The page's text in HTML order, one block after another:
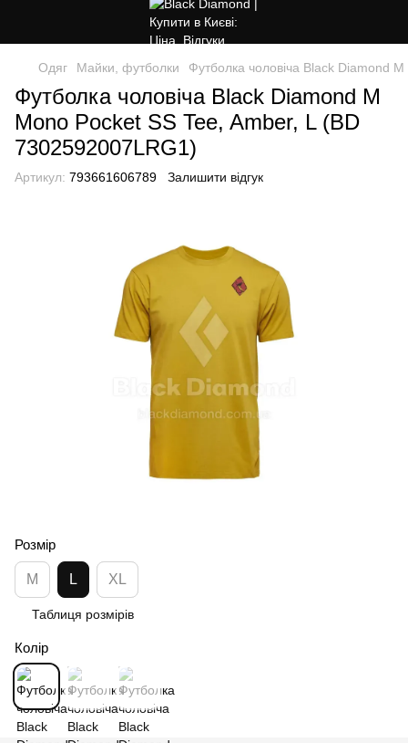
Одяг Майки, футболки Футболка чоловіча Black Diamond
Футболка чоловіча Black Diamond M
Mono Pocket SS Tee, Amber, L (BD
7302592007LRG1)
Артикул: 793661606789 Залишити відгук
Розмір
M L XL
Таблиця розмірів
Колір